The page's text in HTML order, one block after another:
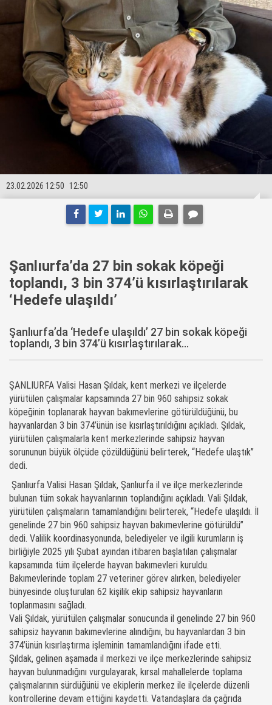
12:50
23.02.2026 12:50
Şanlıurfa’da 27 bin sokak köpeği
toplandı, 3 bin 374’ü kısırlaştırılarak
‘Hedefe ulaşıldı’
Şanlıurfa’da ‘Hedefe ulaşıldı’ 27 bin sokak köpeği
toplandı, 3 bin 374’ü kısırlaştırılarak...
ŞANLIURFA Valisi Hasan Şıldak, kent merkezi ve ilçelerde
yürütülen çalışmalar kapsamında 27 bin 960 sahipsiz sokak
köpeğinin toplanarak hayvan bakımevlerine götürüldüğünü, bu
hayvanlardan 3 bin 374’ünün ise kısırlaştırıldığını açıkladı. Şıldak,
yürütülen çalışmalarla kent merkezlerinde sahipsiz hayvan
sorununun büyük ölçüde çözüldüğünü belirterek, “Hedefe ulaştık”
dedi.
Şanlıurfa Valisi Hasan Şıldak, Şanlıurfa il ve ilçe merkezlerinde
bulunan tüm sokak hayvanlarının toplandığını açıkladı. Vali Şıldak,
yürütülen çalışmaların tamamlandığını belirterek, “Hedefe ulaşıldı. İl
genelinde 27 bin 960 sahipsiz hayvan bakımevlerine götürüldü”
dedi. Valilik koordinasyonunda, belediyeler ve ilgili kurumların iş
birliğiyle 2025 yılı Şubat ayından itibaren başlatılan çalışmalar
kapsamında tüm ilçelerde hayvan bakımevleri kuruldu.
Bakımevlerinde toplam 27 veteriner görev alırken, belediyeler
bünyesinde oluşturulan 62 kişilik ekip sahipsiz hayvanların
toplanmasını sağladı.
Vali Şıldak, yürütülen çalışmalar sonucunda il genelinde 27 bin 960
sahipsiz hayvanın bakımevlerine alındığını, bu hayvanlardan 3 bin
374’ünün kısırlaştırma işleminin tamamlandığını ifade etti.
Şıldak, gelinen aşamada il merkezi ve ilçe merkezlerinde sahipsiz
hayvan bulunmadığını vurgulayarak, kırsal mahallelerde toplama
çalışmalarının sürdüğünü ve ekiplerin merkez ile ilçelerde düzenli
kontrollerine devam ettiğini kaydetti. Vatandaşlara da çağrıda